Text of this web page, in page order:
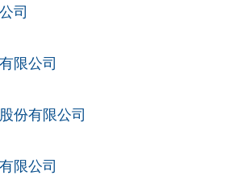
司
限公司
份有限公司
限公司